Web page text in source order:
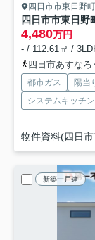
四日市市東日野町
四日市市東日野
4,480万円
- / 112.61㎡ /
四日市あすな
都市ガス 陽当
システムキッチン
物件資料(四日
新築一戸建